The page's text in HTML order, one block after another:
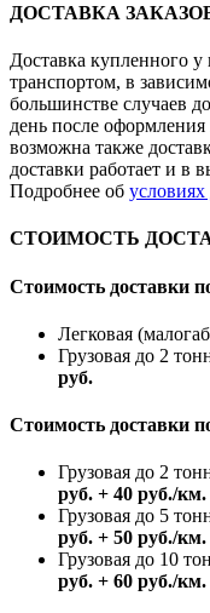
ДОСТАВКА
Доставка купленного у
транспортом, в
большинстве случаев
день после оформления
возможна также
доставки работает и в
Подробнее об условиях
СТОИМОСТЬ
Стоимость доставки
Легковая
Грузовая до 2
руб.
Стоимость доставки
Грузовая до 2
руб. + 40 руб./км.
Грузовая до 5
руб. + 50 руб./км.
Грузовая до 10
руб. + 60 руб./км.